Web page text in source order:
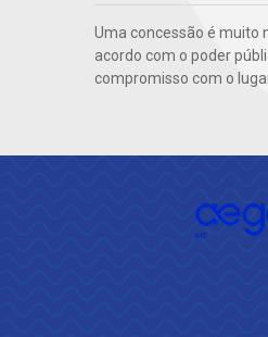
Uma concessão é muito
acordo com o poder
compromisso com o